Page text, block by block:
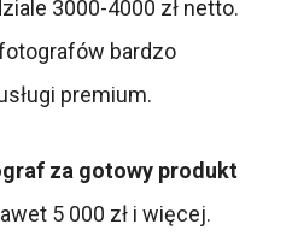
3000-4000 zł netto.
bardzo
premium.
za gotowy produkt
5 000 zł i więcej.